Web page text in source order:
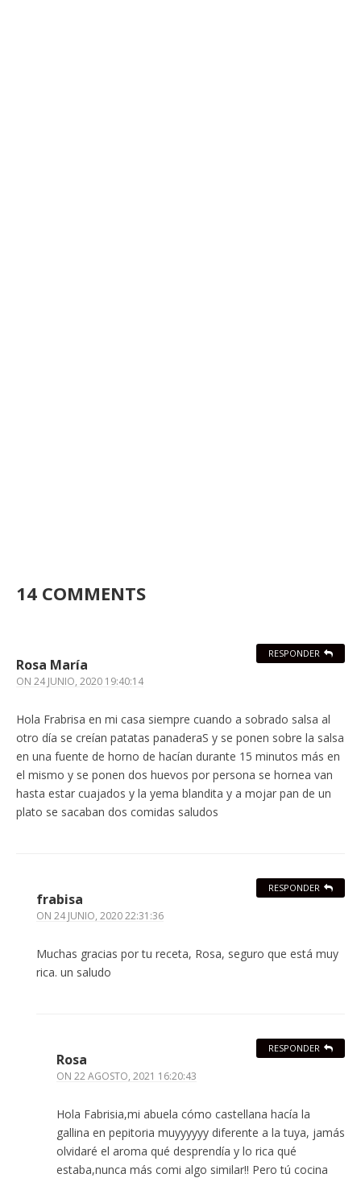
14 COMMENTS
Rosa María
ON 24 JUNIO, 2020 19:40:14
Hola Frabrisa en mi casa siempre cuando a sobrado salsa al
otro día se creían patatas panaderaS y se ponen sobre la salsa
en una fuente de horno de hacían durante 15 minutos más en
el mismo y se ponen dos huevos por persona se hornea van
hasta estar cuajados y la yema blandita y a mojar pan de un
plato se sacaban dos comidas saludos
RESPONDER
frabisa
ON 24 JUNIO, 2020 22:31:36
Muchas gracias por tu receta, Rosa, seguro que está muy
rica. un saludo
RESPONDER
Rosa
ON 22 AGOSTO, 2021 16:20:43
Hola Fabrisia,mi abuela cómo castellana hacía la
gallina en pepitoria muyyyyyy diferente a la tuya, jamás
olvidaré el aroma qué desprendía y lo rica qué
estaba,nunca más comi algo similar!! Pero tú cocina
RESPONDER